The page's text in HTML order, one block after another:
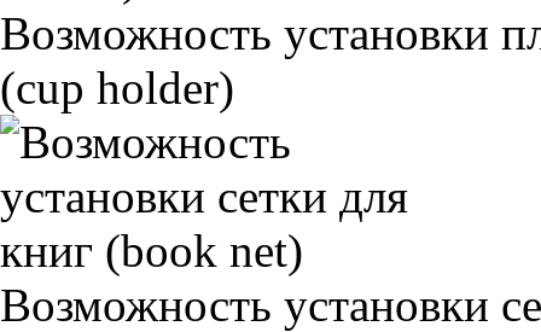
Возможность установки
(cup holder)
Возможность установки